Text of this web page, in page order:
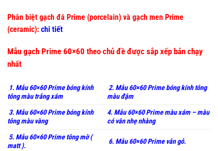
Phân biệt gạch đá Prime (porcelain) và gạch men Prime
(ceramic): chi tiết
Mẫu gạch Prime 60×60 theo chủ đề được sắp xếp bán chạy
nhất
1. Mẫu 60×60 Prime bóng kính
tông màu trắng xám
2. Mẫu 60×60 Prime bóng kính tông
màu đậm
3. Mẫu 60×60 Prime bóng kính
tông màu vàng
4. Mẫu 60×60 Prime màu xám – màu
có vân nhẹ nhàng
5. Mẫu 60×60 Prime tông mờ (
matt ).
6. Mẫu 60×60 Prime vân gỗ.